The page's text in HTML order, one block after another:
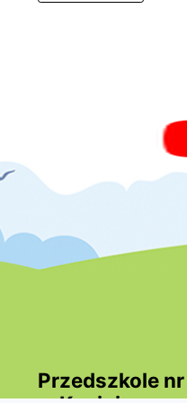
Przedszkole